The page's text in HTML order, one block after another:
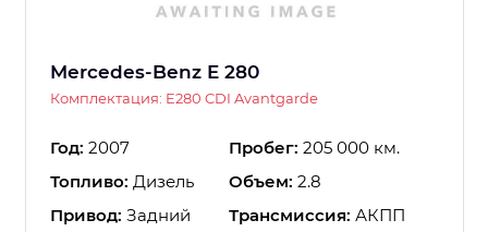
Mercedes-Benz E 280
Комплектация: E280 CDI Avantgarde
Год: 2007 Пробег: 205 000 км.
Топливо: Дизель Объем: 2.8
Привод: Задний Трансмиссия: АКПП